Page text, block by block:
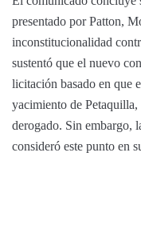
presentado por Patton,
inconstitucionalidad
sustentó que el nuevo
licitación basado en que
yacimiento de
derogado. Sin embargo,
consideró este punto en